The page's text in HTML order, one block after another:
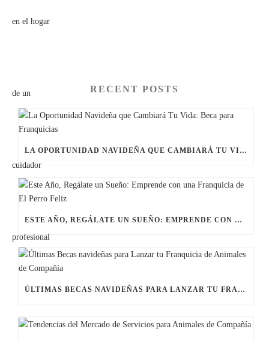
RECENT POSTS
LA OPORTUNIDAD NAVIDEÑA QUE CAMBIARÁ TU VIDA: BECA PARA FRANQUICIAS
ESTE AÑO, REGÁLATE UN SUEÑO: EMPRENDE CON UNA FRANQUICIA DE EL PERRO FELIZ
ÚLTIMAS BECAS NAVIDEÑAS PARA LANZAR TU FRANQUICIA DE ANIMALES DE COMPAÑÍA